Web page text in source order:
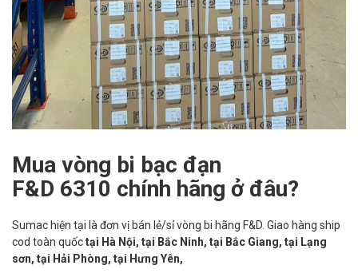
Mua vòng bi bạc đạn
F&D 6310 chính hãng ở đâu?
Sumac hiện tại là đơn vị bán lẻ/sỉ vòng bi hãng F&D. Giao hàng ship
cod toàn quốctại Hà Nội, tại Bắc Ninh, tại Bắc Giang, tại Lạng
sơn, tại Hải Phòng, tại Hưng Yên,